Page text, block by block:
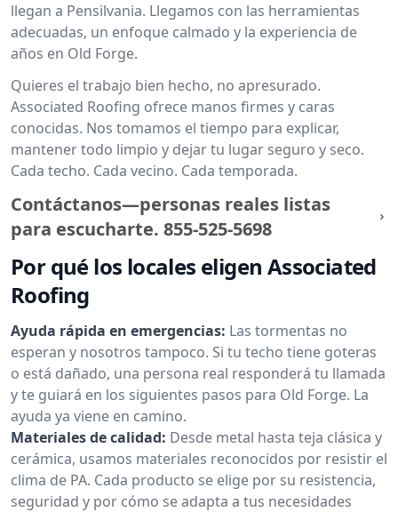
llegan a Pensilvania. Llegamos con las herramientas
adecuadas, un enfoque calmado y la experiencia de
años en Old Forge.
Quieres el trabajo bien hecho, no apresurado.
Associated Roofing ofrece manos firmes y caras
conocidas. Nos tomamos el tiempo para explicar,
mantener todo limpio y dejar tu lugar seguro y seco.
Cada techo. Cada vecino. Cada temporada.
Contáctanos—personas reales listas
para escucharte. 855-525-5698
Por qué los locales eligen Associated
Roofing
Ayuda rápida en emergencias: Las tormentas no
esperan y nosotros tampoco. Si tu techo tiene goteras
o está dañado, una persona real responderá tu llamada
y te guiará en los siguientes pasos para Old Forge. La
ayuda ya viene en camino.
Materiales de calidad: Desde metal hasta teja clásica y
cerámica, usamos materiales reconocidos por resistir el
clima de PA. Cada producto se elige por su resistencia,
seguridad y por cómo se adapta a tus necesidades